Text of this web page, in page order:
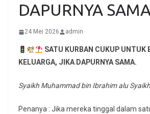
DAPURNYA
24 Mei 2026 admin
SATU KURBAN CUKUP UNTUK
KELUARGA, JIKA DAPURNYA SAMA.
Syaikh Muhammad bin Ibrahim alu
Penanya : Jika mereka tinggal dalam